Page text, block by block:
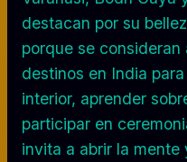
destacan por su
porque se consideran
destinos en India
interior, aprender
participar en
invita a abrir la